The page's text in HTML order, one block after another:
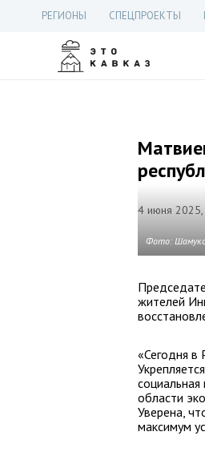
РЕГИОНЫ СПЕЦПРОЕКТЫ
4 июня 2025,
Фото:
жителей
«Сегодня в
социальная
области
Уверена,
максимум